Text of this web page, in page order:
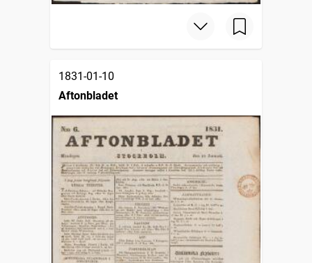
1831-01-10
Aftonbladet